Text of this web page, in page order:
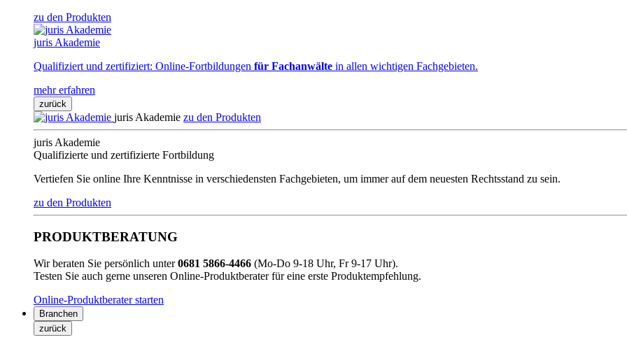
zu den Produkten
juris Akademie
Qualifiziert und zertifiziert: Online-Fortbildungen für Fachanwälte in allen wichtigen Fachgebieten.
mehr erfahren
zurück
juris Akademie zu den Produkten
juris Akademie
Qualifizierte und zertifizierte Fortbildung
Vertiefen Sie online Ihre Kenntnisse in verschiedensten Fachgebieten, um immer auf dem neuesten Rechtsstand zu sein.
zu den Produkten
PRODUKTBERATUNG
Wir beraten Sie persönlich unter0681 5866-4466 (Mo-Do 9-18 Uhr, Fr 9-17 Uhr).
Testen Sie auch gerne unseren Online-Produktberater für eine erste Produktempfehlung.
Online-Produktberater starten
Branchen
zurück